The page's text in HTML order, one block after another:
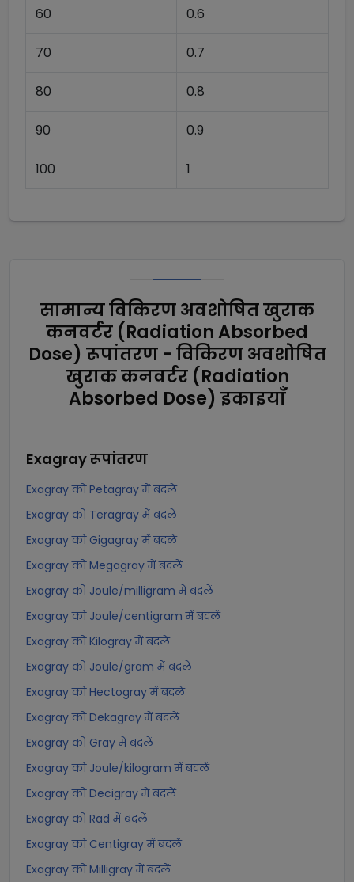
60 0.6
70 0.7
80 0.8
90 0.9
100 1
सामान्य विकिरण अवशोषित खुराक
कनवर्टर (Radiation Absorbed
Dose) रूपांतरण - विकिरण अवशोषित
खुराक कनवर्टर (Radiation
Absorbed Dose) इकाइयाँ
Exagrayरूपांतरण
Exagray को Petagray में बदलें
Exagray को Teragray में बदलें
Exagray को Gigagray में बदलें
Exagray को Megagray में बदलें
Exagray को Joule/milligram में बदलें
Exagray को Joule/centigram में बदलें
Exagray को Kilogray में बदलें
Exagray को Joule/gram में बदलें
Exagray को Hectogray में बदलें
Exagray को Dekagray में बदलें
Exagray को Gray में बदलें
Exagray को Joule/kilogram में बदलें
Exagray को Decigray में बदलें
Exagray को Rad में बदलें
Exagray को Centigray में बदलें
Exagray को Milligray में बदलें